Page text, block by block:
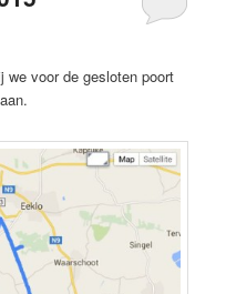
we voor de gesloten poort